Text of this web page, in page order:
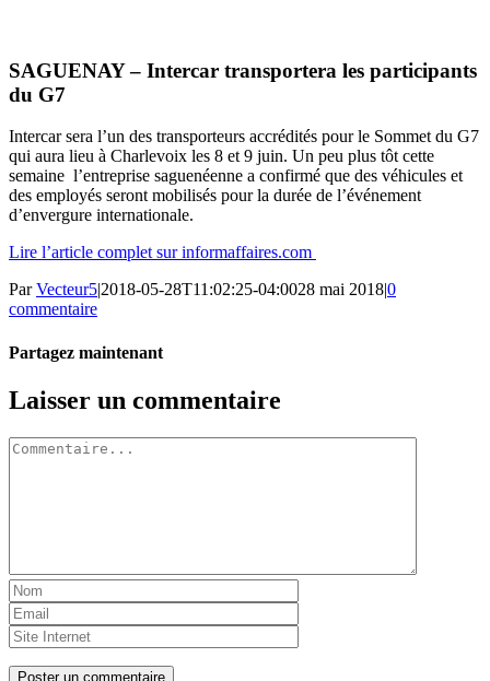
SAGUENAY – Intercar transportera les participants
du G7
Intercar sera l’un des transporteurs accrédités pour le Sommet du G7
qui aura lieu à Charlevoix les 8 et 9 juin. Un peu plus tôt cette
semaine l’entreprise saguenéenne a confirmé que des véhicules et
des employés seront mobilisés pour la durée de l’événement
d’envergure internationale.
Lire l’article complet sur informaffaires.com
ParVecteur5|2018-05-28T11:02:25-04:0028 mai 2018|0
commentaire
Partagez maintenant
Facebook
Twitter
LinkedIn
Tumblr
Pinterest
Email
Laisser un commentaire
Commentaire